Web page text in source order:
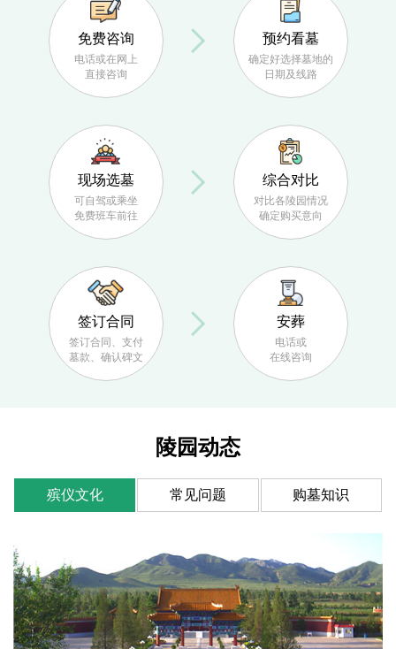
免费咨询
电话或在网上
直接咨询
预约看墓
确定好选择墓地的
日期及线路
现场选墓
可自驾或乘坐
免费班车前往
综合对比
对比各陵园情况
确定购买意向
签订合同
签订合同、支付
墓款、确认碑文
安葬
电话或
在线咨询
陵园动态
殡仪文化 常见问题 购墓知识